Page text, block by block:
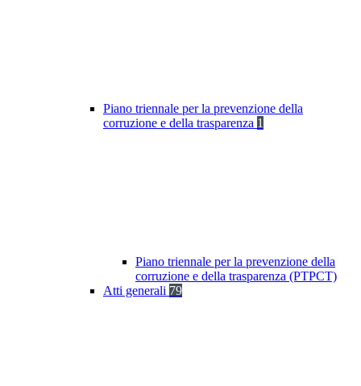
Piano triennale per la prevenzione della
corruzione e della trasparenza 1
Piano triennale per la prevenzione della
corruzione e della trasparenza (PTPCT)
Atti generali 79